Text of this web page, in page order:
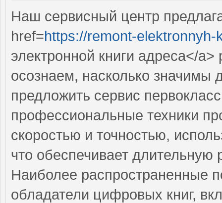
Наш сервисный центр
href=https://remont-elektronnyh-
электронной книги адреса</
осознаем, насколько значимы
предложить сервис
профессиональные техники
скоростью и точностью,
что обеспечивает
Наиболее распространенные
обладатели цифровых книг,